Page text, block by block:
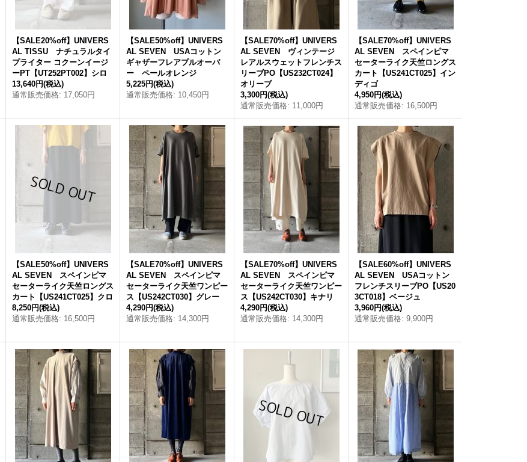
【SALE20%off】UNIVERS
AL TISSU ナチュラルタイ
プライター コクーンイージ
ーPT【UT252PT002】シロ
13,640円(税込)
通常販売価格: 17,050円
【SALE50%off】UNIVERS
AL SEVEN USAコットン
ギャザーフレアプルオーバ
ー ペールオレンジ
5,225円(税込)
通常販売価格: 10,450円
【SALE70%off】UNIVERS
AL SEVEN ヴィンテージ
レアルスウェットフレンチス
リーブPO【US232CT024】
オリーブ
3,300円(税込)
通常販売価格: 11,000円
【SALE70%off】UNIVERS
AL SEVEN スペインピマ
セーターライク天竺ロングス
カート【US241CT025】イン
ディゴ
4,950円(税込)
通常販売価格: 16,500円
【SALE50%off】UNIVERS
AL SEVEN スペインピマ
セーターライク天竺ロングス
カート【US241CT025】クロ
8,250円(税込)
通常販売価格: 16,500円
【SALE70%off】UNIVERS
AL SEVEN スペインピマ
セーターライク天竺ワンピー
ス【US242CT030】グレー
4,290円(税込)
通常販売価格: 14,300円
【SALE70%off】UNIVERS
AL SEVEN スペインピマ
セーターライク天竺ワンピー
ス【US242CT030】キナリ
4,290円(税込)
通常販売価格: 14,300円
【SALE60%off】UNIVERS
AL SEVEN USAコットン
フレンチスリーブPO【US20
3CT018】ベージュ
3,960円(税込)
通常販売価格: 9,900円